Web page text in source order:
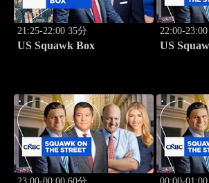
21:25-22:00 35分
US Squawk Box
22:00-
US